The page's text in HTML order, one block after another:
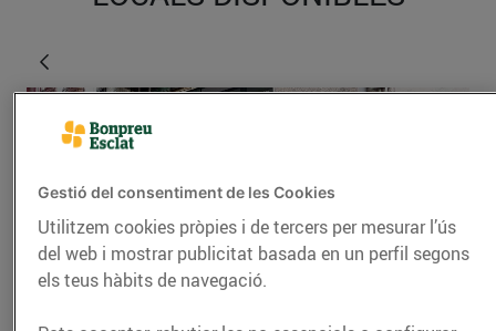
TORDERA
Gestió del consentiment de les Cookies
Utilitzem cookies pròpies i de tercers per mesurar l’ús
del web i mostrar publicitat basada en un perfil segons
els teus hàbits de navegació.